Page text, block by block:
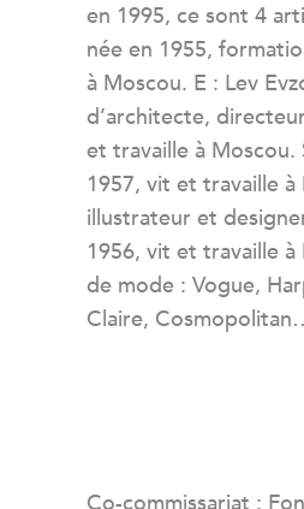
en 1995, ce sont 4
née en 1955,
à Moscou. E : Lev
d’architecte,
et travaille à Moscou.
1957, vit et travaille
illustrateur et
1956, vit et travaille
de mode : Vogue,
Claire,